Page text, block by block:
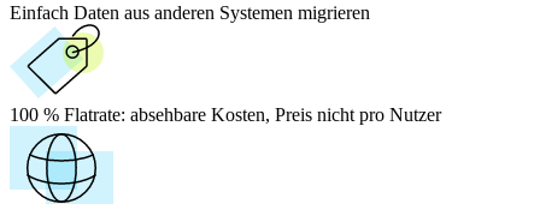
Einfach Daten aus anderen Systemen migrieren
100 % Flatrate: absehbare Kosten, Preis nicht pro Nutzer